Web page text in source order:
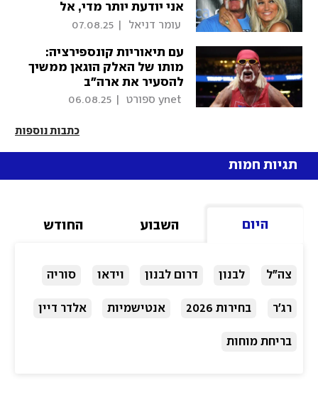
אני יודעת יותר מדי, אל
תתעסקו איתי"
עומר דניאל 07.08.25
עם תיאוריות קונספירציה:
מותו של האלק הוגאן ממשיך
להסעיר את ארה"ב
06.08.25
כתבות נוספות
תגיות חמות
היום השבוע החודש
צה"ל לבנון דרום לבנון וידאו סוריה
רג'ר בחירות 2026 אנטישמיות אלדר דיין
בריחת מוחות